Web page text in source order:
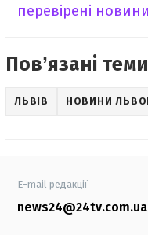
перевірені новини
Повʼязані
ЛЬВІВ НОВИНИ
E-mail редакції
news24@24tv.com.ua